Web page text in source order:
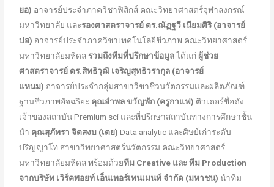
ยอ) อาจารย์ประจำภาควิชาฟิสิกส์ คณะวิทยาศาสตร์จุฬาลงกรณ์
มหาวิทยาลัย และรองศาสตราจารย์ ดร.ณัฏฐวี เนียมศิริ (อาจารย์
ปอ) อาจารย์ประจำภาควิชาเทคโนโลยีชีวภาพ คณะวิทยาศาสตร์
มหาวิทยาลัยมหิดล รวมถึงทีมที่ปรึกษาข้อมูลได้แก่ ผู้ช่วย
ศาสตราจารย์ ดร.สิทธิวุฒิ เจริญสุทธิวรากุล (อาจารย์
แหนม) อาจารย์ประจำกลุ่มสาขาวิชาชีวนวัตกรรมและผลิตภัณฑ์
ฐานชีวภาพอัจฉริยะ คุณอำพล ขวัญพัก (ครูกาแฟ) ติวเตอร์ชื่อดัง
เจ้าของสถาบัน Premium sci และที่ปรึกษาสถาบันทางการศึกษาชั้น
นำ คุณสุภัทรา จิตสงบ (เตย) Data analytic และศิษย์เก่าระดับ
ปริญญาโท สาขาวิทยาศาสตร์นวัตกรรม คณะวิทยาศาสตร์
มหาวิทยาลัยมหิดล พร้อมด้วยทีม Creative และ ทีม Production
จากบริษัท เวิร์คพอยท์ เอ็นเทอร์เทนเมนท์ จำกัด (มหาชน) นำทีม